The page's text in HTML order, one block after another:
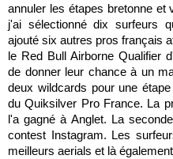
annuler les étapes bretonne et
j'ai sélectionné dix surfeurs
ajouté six autres pros français
le Red Bull Airborne Qualifier
de donner leur chance à un
deux wildcards pour une
du Quiksilver Pro France. La
l'a gagné à Anglet. La
contest Instagram. Les
meilleurs aerials et là